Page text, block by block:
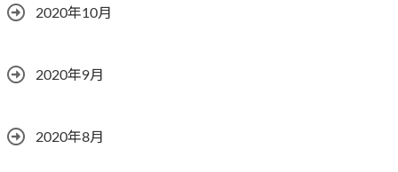
2020年10月
2020年9月
2020年8月